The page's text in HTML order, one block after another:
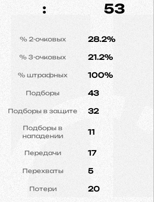
: 53
% 2-очковых 28.2%
% 3-очковых 21.2%
% штрафных 100%
Подборы 43
Подборы в защите 32
Подборы в
нападении
11
Передачи 17
Перехваты 5
Потери 20